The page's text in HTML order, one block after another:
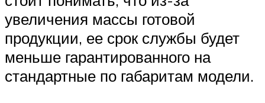
увеличения массы готовой
продукции, ее срок службы будет
меньше гарантированного на
стандартные по габаритам модели.